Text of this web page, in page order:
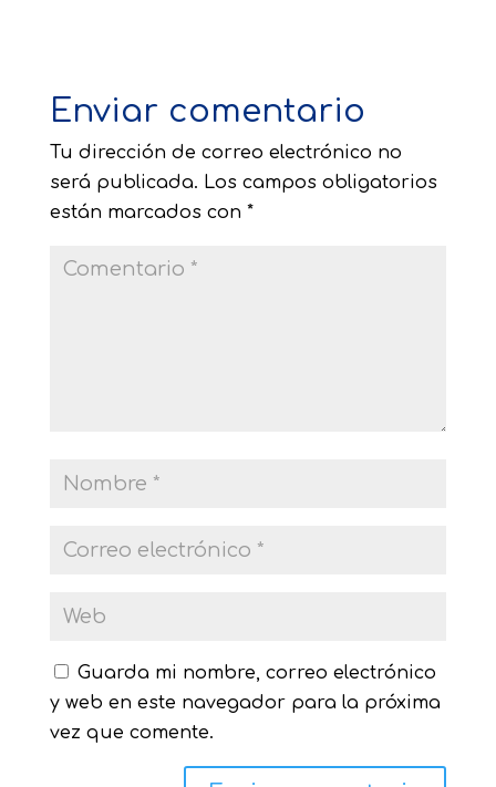
Enviar comentario
Tu dirección de correo electrónico no
será publicada. Los campos obligatorios
están marcados con *
Guarda mi nombre, correo electrónico
y web en este navegador para la próxima
vez que comente.